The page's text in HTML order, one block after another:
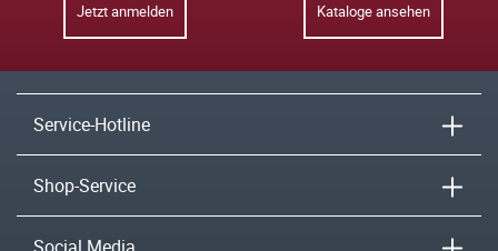
Jetzt anmelden Kataloge ansehen
Service-Hotline
Shop-Service